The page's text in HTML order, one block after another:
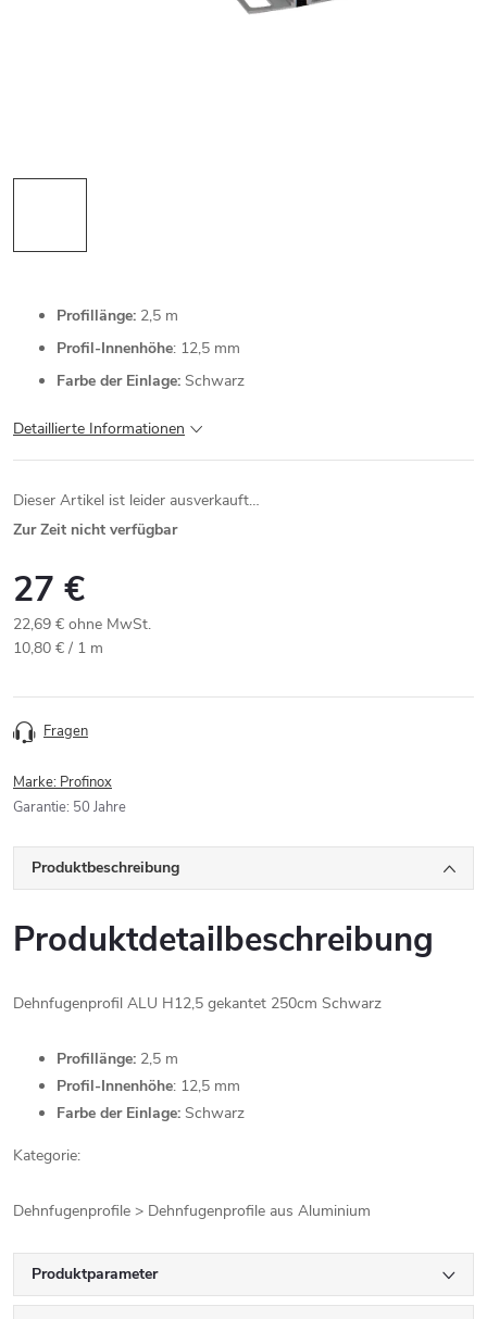
Profillänge: 2,5 m
Profil-Innenhöhe: 12,5 mm
Farbe der Einlage: Schwarz
Detaillierte Informationen
Dieser Artikel ist leider ausverkauft…
Zur Zeit nicht verfügbar
27 €
22,69 € ohne MwSt.
Verkaufspreis:
10,80 € / 1 m
Fragen
Marke: Profinox
Garantie: 50 Jahre
Produktbeschreibung
Produktdetailbeschreibung
Dehnfugenprofil ALU H12,5 gekantet 250cm Schwarz
Profillänge: 2,5 m
Profil-Innenhöhe: 12,5 mm
Farbe der Einlage: Schwarz
Kategorie:
Dehnfugenprofile > Dehnfugenprofile aus Aluminium
Produktparameter